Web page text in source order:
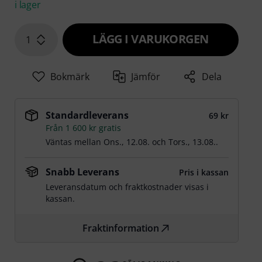
i lager
1 LÄGG I VARUKORGEN
Bokmärk Jämför Dela
Standardleverans
69 kr
Från 1 600 kr gratis
Väntas mellan Ons., 12.08. ochTors., 13.08..
Snabb Leverans
Pris i kassan
Leveransdatum och fraktkostnader visas i
kassan.
Fraktinformation